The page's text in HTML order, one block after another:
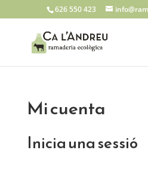
626 550 423
Mi cuenta
Inicia una sessió